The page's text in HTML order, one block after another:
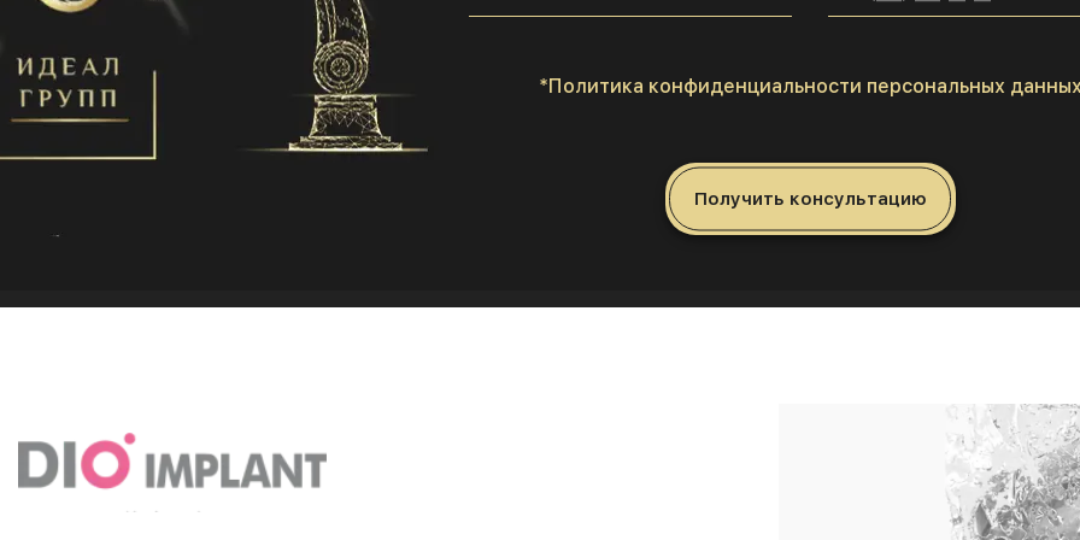
*Политика конфиденциальности персональных
Получить консультацию